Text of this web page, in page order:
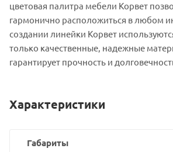
цветовая палитра мебели Корвет
гармонично расположиться в любом
создании линейки Корвет
только качественные, надежные
гарантирует прочность и
Характеристики
Габариты